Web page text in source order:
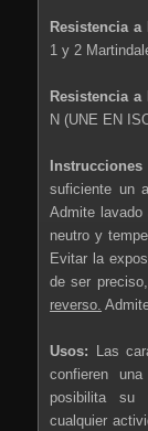
Resistencia
1 y 2
Resistencia
N (UNE EN
suficiente un
Admite lavado
neutro y
Evitar la
de ser preciso,
reverso.
Usos: Las
confieren
posibilita su
cualquier